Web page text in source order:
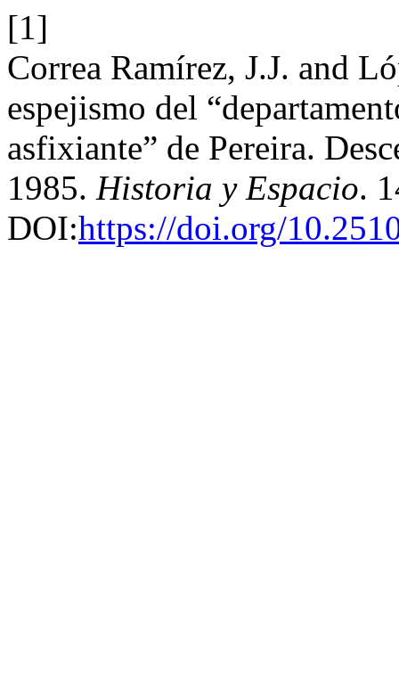
[1]
Correa Ramírez, J.J. and
espejismo del
asfixiante” de Pereira.
1985. Historia y Espacio.
DOI:https://doi.org/